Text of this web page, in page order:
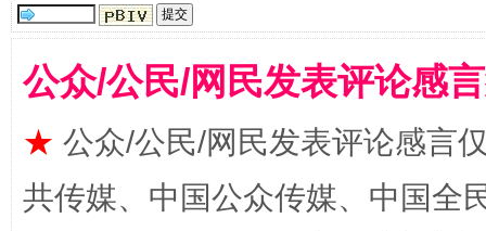
公众/公民/网民发表评论感
★ 公众/公民/网民发表评论感言
共传媒、中国公众传媒、中国全